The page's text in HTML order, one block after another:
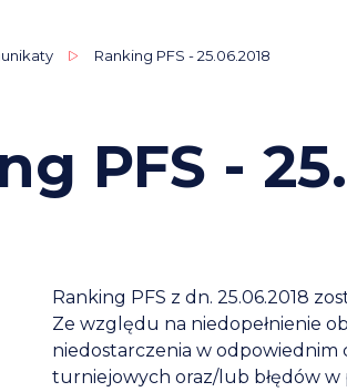
Ranking PFS - 25.06.2018
PFS -
Ranking PFS z dn. 25.06.2018
Ze względu na niedopełnienie
niedostarczenia w odpowiednim
turniejowych oraz/lub błędów w